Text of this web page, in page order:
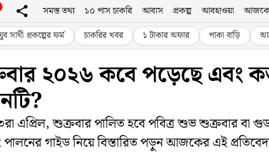
সমস্ত তথ্য ১০ পাস চাকরি আবাস প্রকল্প আবহাওয়া
সাথী প্রকল্পের ফর্ম চাকরির খবর ১ টাকার অফার পাকা বাড়ি
২০২৬ কবে পড়েছে এবং
এপ্রিল, শুক্রবার পালিত হবে পবিত্র শুভ শুক্রবার বা
পালনের গাইড নিয়ে বিস্তারিত পড়ুন আজকের এই